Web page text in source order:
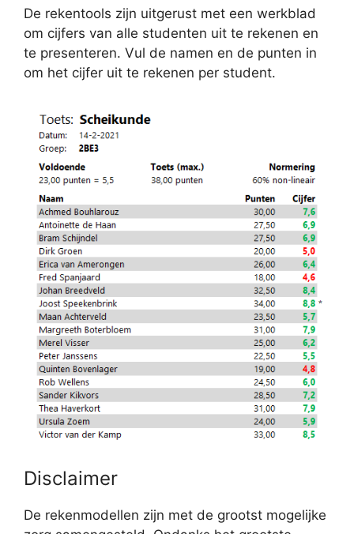
De rekentools zijn uitgerust met een werkblad
om cijfers van alle studenten uit te rekenen en
te presenteren. Vul de namen en de punten in
om het cijfer uit te rekenen per student.
Disclaimer
De rekenmodellen zijn met de grootst mogelijke